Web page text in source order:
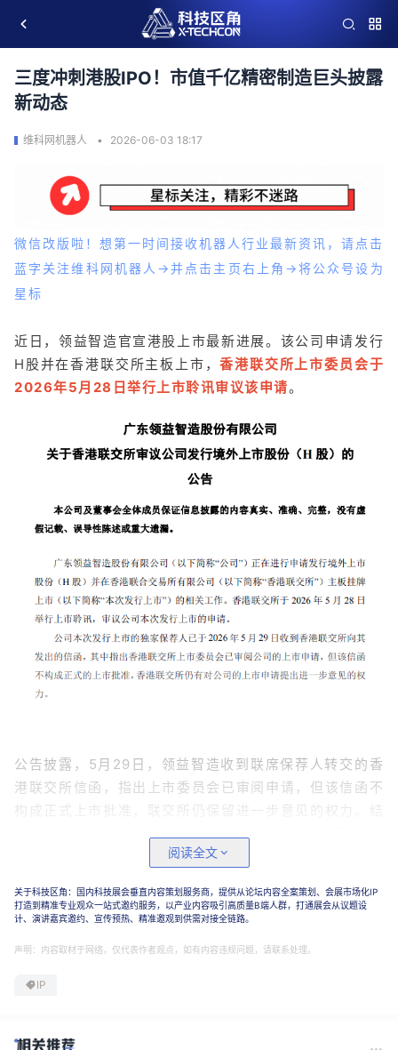
三度冲刺港股IPO！市值千亿精密制造巨头披露
新动态
维科网机器人 2026-06-03 18:17
微信改版啦！想第一时间接收机器人行业最新资讯，请点击
蓝字关注维科网机器人→并点击主页右上角→将公众号设为
星标
近日，领益智造官宣港股上市最新进展。该公司申请发行
H股并在香港联交所主板上市，香港联交所上市委员会于
2026年5月28日举行上市聆讯审议该申请。
公告披露，5月29日，领益智造收到联席保荐人转交的香
港联交所信函，指出上市委员会已审阅申请，但该信函不
构成正式上市批准，联交所仍保留进一步意见的权力。结
合最新备案通知书内容，领益智造拟发行不超过
933,583,200 股境外上市普通股并在香港联合交易所上
领益智造成立于2006年，并在2018年登陆A股资本市
场，截至今日发稿总市值1086亿元。而冲击港股IPO，却
所招股书
材料，由国泰君安国际担任独家保荐人，上市筹备工作稳
阅读全文
关于科技区角：国内科技展会垂直内容策划服务商，提供从论坛内容全案策划、会展市场化IP
打造到精准专业观众一站式邀约服务，以产业内容吸引高质量B端人群，打通展会从议题设
计、演讲嘉宾邀约、宣传预热、精准邀观到供需对接全链路。
声明：内容取材于网络，仅代表作者观点，如有内容违规问题，请联系处理。
IP